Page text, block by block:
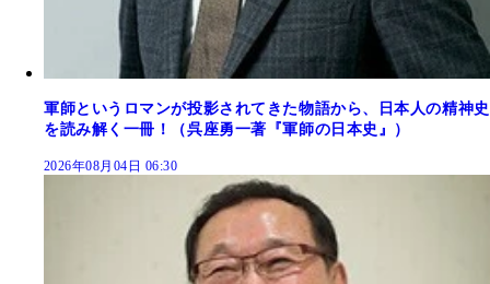
軍師というロマンが投影されてきた物語から、日本人の精神史
を読み解く一冊！（呉座勇一著『軍師の日本史』）
2026年08月04日 06:30